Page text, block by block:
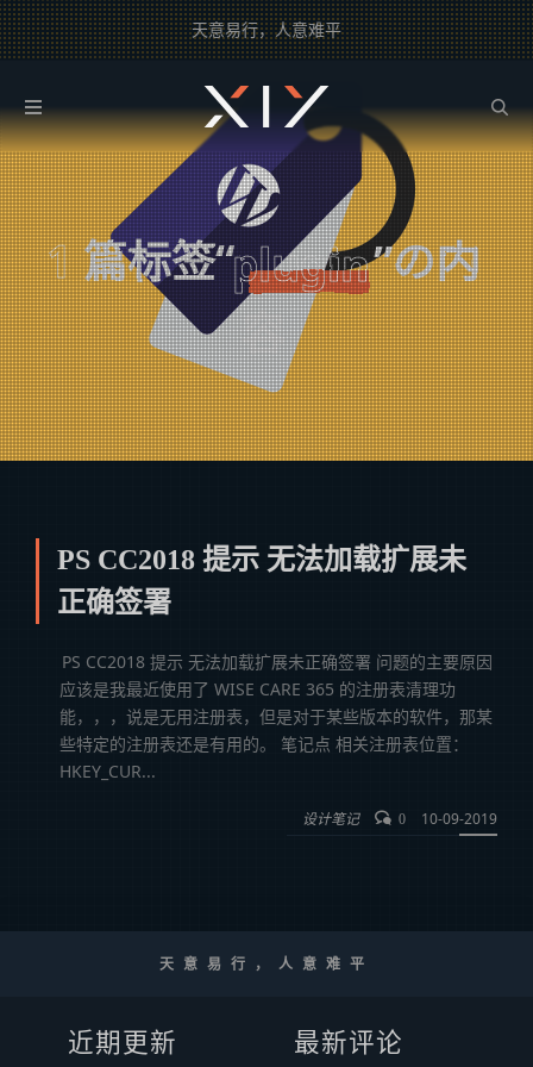
天意易行，人意难平
2BROEAR の plugin Tag
1篇标签“plugin”の内
容
PS CC2018 提示 无法加载扩展未
正确签署
PS CC2018 提示 无法加载扩展未正确签署 问题的主要原因
应该是我最近使用了 WISE CARE 365 的注册表清理功
能，，，说是无用注册表，但是对于某些版本的软件，那某
些特定的注册表还是有用的。 笔记点 相关注册表位置：
HKEY_CUR...
设计笔记 0 10-09-2019
天意易行，人意难平
近期更新 最新评论